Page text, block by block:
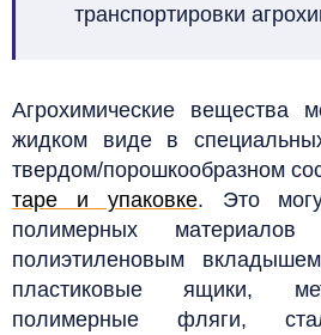
транспортировки
Агрохимические вещества
жидком виде в
твердом/порошкообразном
таре и упаковке. Это
полимерных
полиэтиленовым
пластиковые ящики,
полимерные фляги,